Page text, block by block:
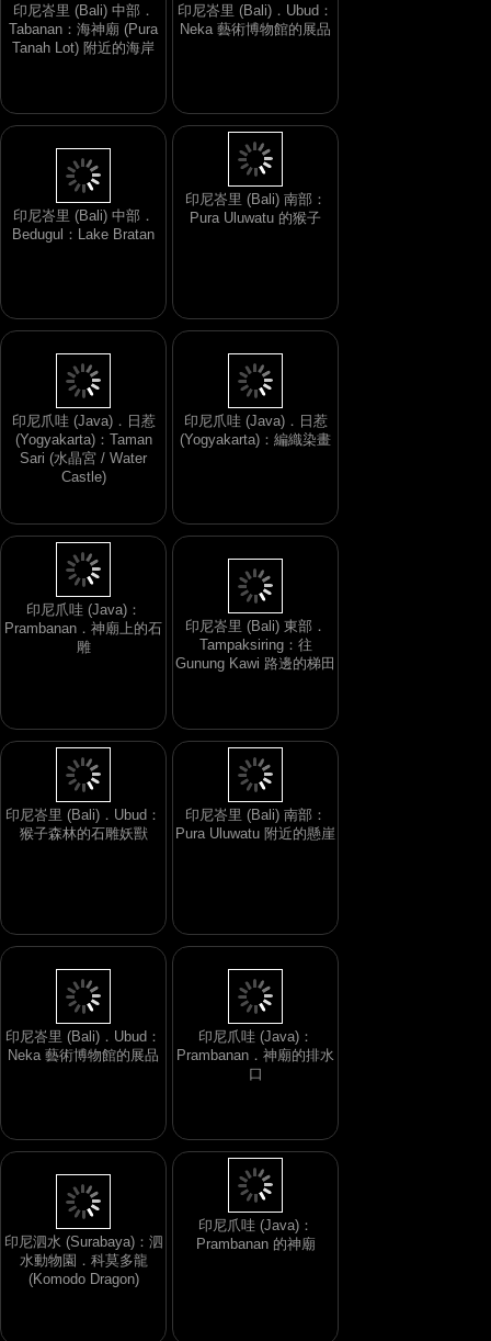
印尼峇里 (Bali) 中部．
Tabanan：海神廟 (Pura
Tanah Lot) 附近的海岸
印尼峇里 (Bali)．Ubud：
Neka 藝術博物館的展品
印尼峇里 (Bali) 中部．
Bedugul：Lake Bratan
印尼峇里 (Bali) 南部：
Pura Uluwatu 的猴子
印尼爪哇 (Java)．日惹
(Yogyakarta)：Taman
Sari (水晶宮 / Water
Castle)
印尼爪哇 (Java)．日惹
(Yogyakarta)：編織染畫
印尼爪哇 (Java)：
Prambanan．神廟上的石
雕
印尼峇里 (Bali) 東部．
Tampaksiring：往
Gunung Kawi 路邊的梯田
印尼峇里 (Bali)．Ubud：
猴子森林的石雕妖獸
印尼峇里 (Bali) 南部：
Pura Uluwatu 附近的懸崖
印尼峇里 (Bali)．Ubud：
Neka 藝術博物館的展品
印尼爪哇 (Java)：
Prambanan．神廟的排水
口
印尼泗水 (Surabaya)：泗
水動物園．科莫多龍
(Komodo Dragon)
印尼爪哇 (Java)：
Prambanan 的神廟